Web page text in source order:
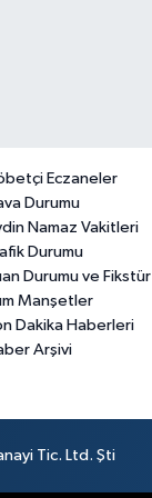
Eczaneler
Durumu
Namaz Vakitleri
Durumu
Durumu ve Fikstür
Manşetler
Dakika Haberleri
Arşivi
Tic. Ltd. Şti